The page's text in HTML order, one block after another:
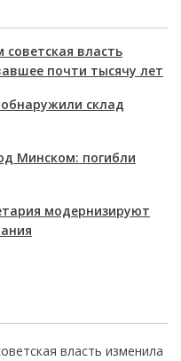
власть
почти тысячу лет
склад
Минском: погибли
модернизируют
власть изменила